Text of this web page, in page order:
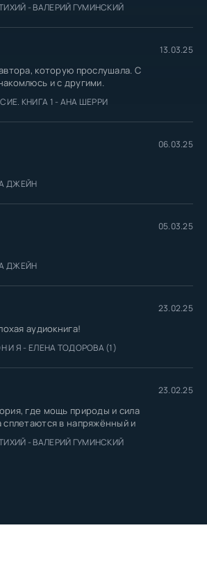
- ВАЛЕРИЙ ГУМИНСКИЙ
13.03.25
которую прослушала. С
и с другими.
КНИГА 1 - АНА ШЕРРИ
06.03.25
ДЖЕЙН
05.03.25
ДЖЕЙН
23.02.25
аудиокнига!
И Я - ЕЛЕНА ТОДОРОВА (1)
23.02.25
где мощь природы и сила
сплетаются в напряжённый и
- ВАЛЕРИЙ ГУМИНСКИЙ